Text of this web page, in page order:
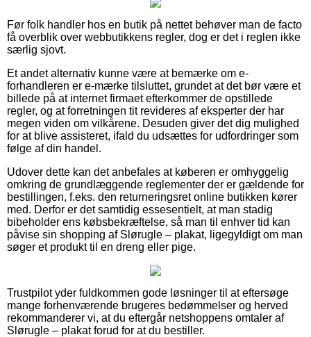
Før folk handler hos en butik på nettet behøver man de facto
få overblik over webbutikkens regler, dog er det i reglen ikke
særlig sjovt.
Et andet alternativ kunne være at bemærke om e-
forhandleren er e-mærke tilsluttet, grundet at det bør være et
billede på at internet firmaet efterkommer de opstillede
regler, og at forretningen tit revideres af eksperter der har
megen viden om vilkårene. Desuden giver det dig mulighed
for at blive assisteret, ifald du udsættes for udfordringer som
følge af din handel.
Udover dette kan det anbefales at køberen er omhyggelig
omkring de grundlæggende reglementer der er gældende for
bestillingen, f.eks. den returneringsret online butikken kører
med. Derfor er det samtidig essesentielt, at man stadig
bibeholder ens købsbekræftelse, så man til enhver tid kan
påvise sin shopping af Slørugle – plakat, ligegyldigt om man
søger et produkt til en dreng eller pige.
Trustpilot yder fuldkommen gode løsninger til at eftersøge
mange forhenværende brugeres bedømmelser og herved
rekommanderer vi, at du eftergår netshoppens omtaler af
Slørugle – plakat forud for at du bestiller.